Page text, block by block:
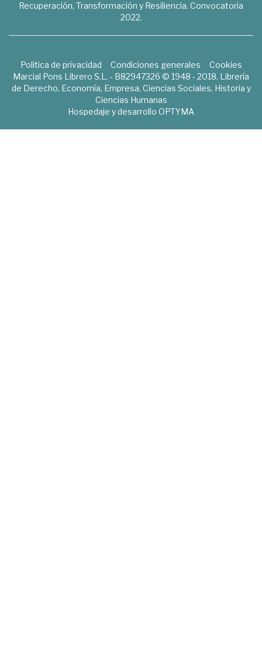
Recuperación, Transformación y Resiliencia. Convocatoria
2022.
Política de privacidad Condiciones generales
Cookies
Marcial Pons Librero S.L. - B82947326 © 1948 - 2018. Librería
de Derecho, Economía, Empresa, Ciencias Sociales, Historia y
Ciencias Humanas
Hospedaje y desarrollo OPTYMA